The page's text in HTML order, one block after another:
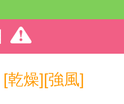
[乾燥][強風]